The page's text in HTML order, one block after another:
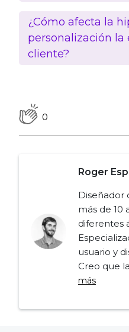
¿Cómo afecta la
personalización la
cliente?
0
Roger
Diseñador
más de 10
diferentes
usuario y
Creo que
más